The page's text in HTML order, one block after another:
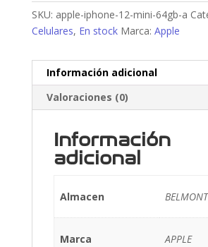
SKU: apple-iphone-12-mini-64gb-a
Celulares, En stock Marca: Apple
Información adicional
Valoraciones (0)
Información
adicional
Almacen BELMONT
Marca APPLE